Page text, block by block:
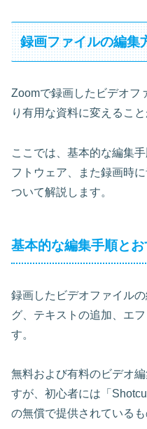
録画ファイルの編集
Zoomで録画したビデオフ
り有用な資料に変えること
ここでは、基本的な編集
フトウェア、また録画時
ついて解説します。
基本的な編集手順と
録画したビデオファイル
グ、テキストの追加、エ
す。
無料および有料のビデオ
すが、初心者には「
の無償で提供されているも